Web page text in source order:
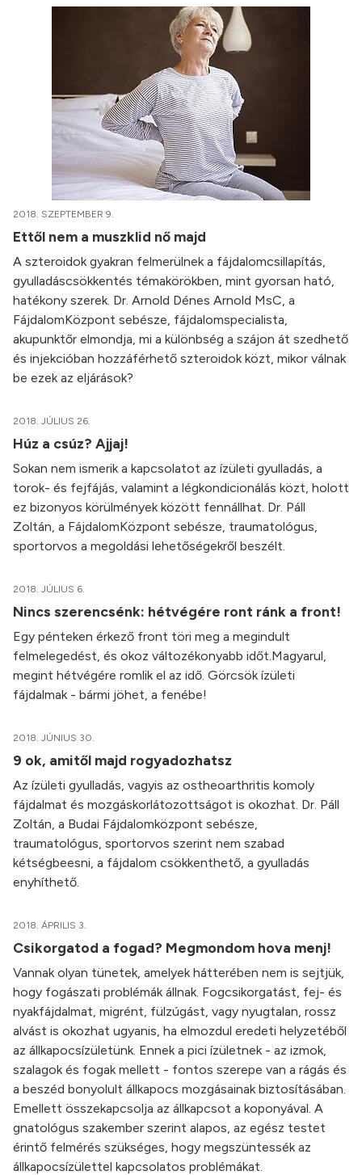
2018. SZEPTEMBER 9.
Ettől nem a muszklid nő majd
A szteroidok gyakran felmerülnek a fájdalomcsillapítás,
gyulladáscsökkentés témakörökben, mint gyorsan ható,
hatékony szerek. Dr. Arnold Dénes Arnold MsC, a
FájdalomKözpont sebésze, fájdalomspecialista,
akupunktőr elmondja, mi a különbség a szájon át szedhető
és injekcióban hozzáférhető szteroidok közt, mikor válnak
be ezek az eljárások?
2018. JÚLIUS 26.
Húz a csúz? Ajjaj!
Sokan nem ismerik a kapcsolatot az ízületi gyulladás, a
torok- és fejfájás, valamint a légkondicionálás közt, holott
ez bizonyos körülmények között fennállhat. Dr. Páll
Zoltán, a FájdalomKözpont sebésze, traumatológus,
sportorvos a megoldási lehetőségekről beszélt.
2018. JÚLIUS 6.
Nincs szerencsénk: hétvégére ront ránk a front!
Egy pénteken érkező front töri meg a megindult
felmelegedést, és okoz változékonyabb időt.Magyarul,
megint hétvégére romlik el az idő. Görcsök ízületi
fájdalmak - bármi jöhet, a fenébe!
2018. JÚNIUS 30.
9 ok, amitől majd rogyadozhatsz
Az ízületi gyulladás, vagyis az ostheoarthritis komoly
fájdalmat és mozgáskorlátozottságot is okozhat. Dr. Páll
Zoltán, a Budai Fájdalomközpont sebésze,
traumatológus, sportorvos szerint nem szabad
kétségbeesni, a fájdalom csökkenthető, a gyulladás
enyhíthető.
2018. ÁPRILIS 3.
Csikorgatod a fogad? Megmondom hova menj!
Vannak olyan tünetek, amelyek hátterében nem is sejtjük,
hogy fogászati problémák állnak. Fogcsikorgatást, fej- és
nyakfájdalmat, migrént, fülzúgást, vagy nyugtalan, rossz
alvást is okozhat ugyanis, ha elmozdul eredeti helyzetéből
az állkapocsízületünk. Ennek a pici ízületnek - az izmok,
szalagok és fogak mellett - fontos szerepe van a rágás és
a beszéd bonyolult állkapocs mozgásainak biztosításában.
Emellett összekapcsolja az állkapcsot a koponyával. A
gnatológus szakember szerint alapos, az egész testet
érintő felmérés szükséges, hogy megszüntessék az
állkapocsízülettel kapcsolatos problémákat.